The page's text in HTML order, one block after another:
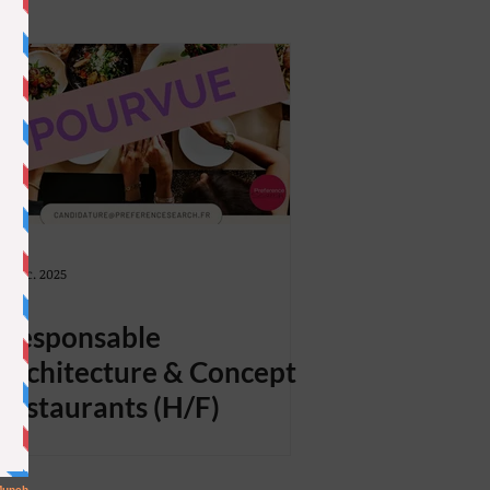
ARCHITECTURE
BOUTIQUES
des espaces
17 déc. 2025
Responsable
architecture & Concept
restaurants (H/F)